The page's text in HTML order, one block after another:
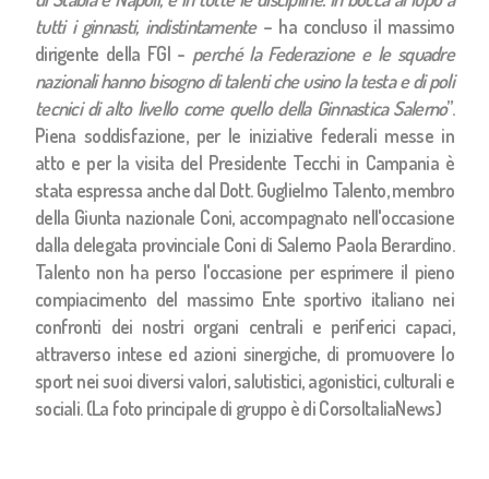
tutti i ginnasti, indistintamente– ha concluso il massimo
dirigente della FGI - perché la Federazione e le squadre
nazionali hanno bisogno di talenti che usino la testa e di poli
tecnici di alto livello come quello della Ginnastica Salerno”.
Piena soddisfazione, per le iniziative federali messe in
atto e per la visita del Presidente Tecchi in Campania è
stata espressa anche dal Dott. Guglielmo Talento, membro
della Giunta nazionale Coni, accompagnato nell'occasione
dalla delegata provinciale Coni di Salerno Paola Berardino.
Talento non ha perso l'occasione per esprimere il pieno
compiacimento del massimo Ente sportivo italiano nei
confronti dei nostri organi centrali e periferici capaci,
attraverso intese ed azioni sinergiche, di promuovere lo
sport nei suoi diversi valori, salutistici, agonistici, culturali e
sociali. (La foto principale di gruppo è di CorsoItaliaNews)